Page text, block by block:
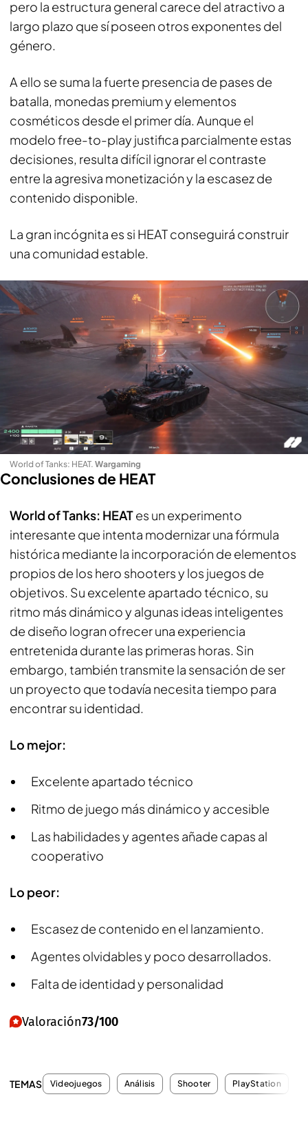
pero la estructura general carece del atractivo a
largo plazo que sí poseen otros exponentes del
género.
A ello se suma la fuerte presencia de pases de
batalla, monedas premium y elementos
cosméticos desde el primer día. Aunque el
modelo free-to-play justifica parcialmente estas
decisiones, resulta difícil ignorar el contraste
entre la agresiva monetización y la escasez de
contenido disponible.
La gran incógnita es si HEAT conseguirá construir
una comunidad estable.
World of Tanks: HEAT. Wargaming
Conclusiones de HEAT
World of Tanks: HEATes un experimento
interesante que intenta modernizar una fórmula
histórica mediante la incorporación de elementos
propios de los hero shooters y los juegos de
objetivos. Su excelente apartado técnico, su
ritmo más dinámico y algunas ideas inteligentes
de diseño logran ofrecer una experiencia
entretenida durante las primeras horas. Sin
embargo, también transmite la sensación de ser
un proyecto que todavía necesita tiempo para
encontrar su identidad.
Lo mejor:
Excelente apartado técnico
Ritmo de juego más dinámico y accesible
Las habilidades y agentes añade capas al
cooperativo
Lo peor:
Escasez de contenido en el lanzamiento.
Agentes olvidables y poco desarrollados.
Falta de identidad y personalidad
Valoración73/100
TEMAS Videojuegos Análisis Shooter PlayStation